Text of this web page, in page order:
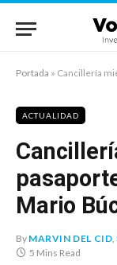
Portada » Cancillería
ACTUALIDAD
Mario
By MARVIN DEL CID,
5 Mins Read